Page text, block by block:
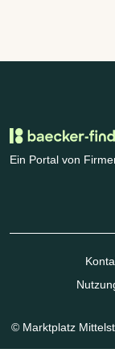
Ein Portal von
© Marktplatz